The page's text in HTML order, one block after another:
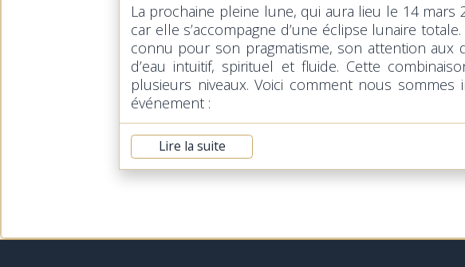
La prochaine pleine lune, qui aura lieu le 14
car elle s’accompagne d’une éclipse lunaire
connu pour son pragmatisme, son attention aux
d’eau intuitif, spirituel et fluide. Cette
plusieurs niveaux. Voici comment nous
événement :
Lire la suite